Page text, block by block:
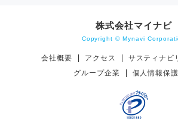
株式会社マイナビ
Copyright © Mynavi
会社概要 アクセス サスティナビ
グループ企業
個人情報保